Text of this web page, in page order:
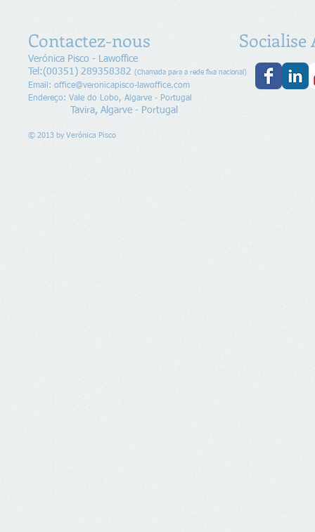
Contactez-nous Socialise
Verónica Pisco - Lawoffice
Tel:(00351) 289358382 (Chamada para a rede fixa nacional)
Email: office@veronicapisco-lawoffice.com
Endereço: Vale do Lobo, Algarve - Portugal
Tavira, Algarve - Portugal
© 2013 byVerónica Pisco